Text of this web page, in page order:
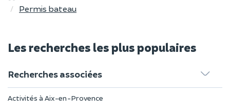
Permis bateau
Les recherches les plus populaires
Recherches associées
Activités à Aix-en-Provence